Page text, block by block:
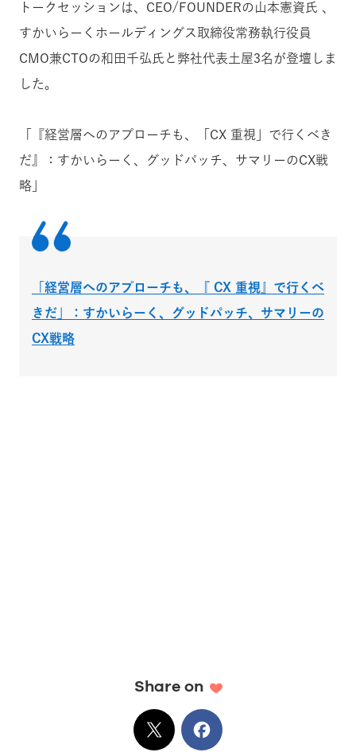
トークセッションは、CEO/FOUNDERの山本憲資氏 、
すかいらーくホールディングス取締役常務執行役員
CMO兼CTOの和田千弘氏と弊社代表土屋3名が登壇しま
した。
「『経営層へのアプローチも、「CX 重視」で行くべき
だ』：すかいらーく、グッドパッチ、サマリーのCX戦
略」
「経営層へのアプローチも、『 CX 重視』で行くべ
きだ」：すかいらーく、グッドパッチ、サマリーの
CX戦略
Share on
XでシェアFacebook